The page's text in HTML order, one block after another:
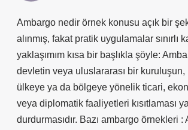
Ambargo nedir örnek konusu açık bir
alınmış, fakat pratik uygulamalar sınırlı
yaklaşımım kısa bir başlıkla şöyle:
devletin veya uluslararası bir kuruluşun,
ülkeye ya da bölgeye yönelik ticari,
veya diplomatik faaliyetleri kısıtlaması
durdurmasıdır. Bazı ambargo örnekleri :